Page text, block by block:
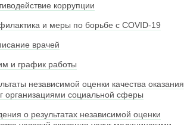
коррупции
и меры по борьбе с COVID-19
врачей
и график работы
независимой оценки качества оказания
организациями социальной сферы
о результатах независимой оценки